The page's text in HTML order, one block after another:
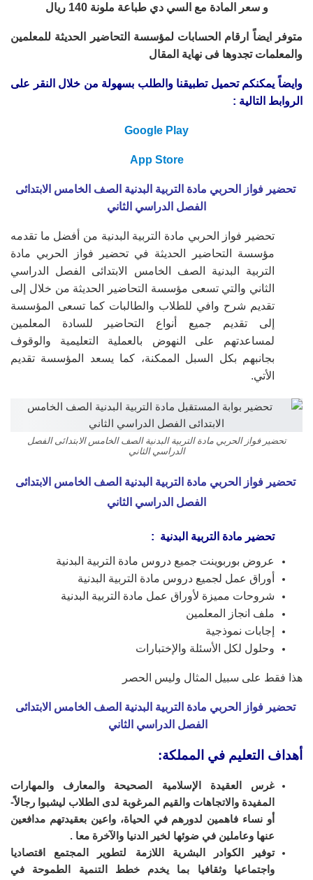
و سعر المادة مع السي دي طباعة ملونة 140 ريال
متوفر ايضاً ارقام الحسابات لمؤسسة التحاضير الحديثة للمعلمين
والمعلمات تجدوها فى نهاية المقال
وايضاً يمكنكم تحميل تطبيقنا والطلب بسهولة من خلال النقر على
الروابط التالية :
Google Play
App Store
تحضير فواز الحربي مادة التربية البدنية الصف الخامس الابتدائى
الفصل الدراسي الثاني
تحضير فواز الحربي مادة التربية البدنية من أفضل ما تقدمه
مؤسسة التحاضير الحديثة في تحضير فواز الحربي مادة
التربية البدنية الصف الخامس الابتدائى الفصل الدراسي
الثاني والتي تسعى مؤسسة التحاضير الحديثة من خلال إلى
تقديم شرح وافي للطلاب والطالبات كما تسعى المؤسسة
إلى تقديم جميع أنواع التحاضير للسادة المعلمين
لمساعدتهم على النهوض بالعملية التعليمية والوقوف
بجانبهم بكل السبل الممكنة، كما يسعد المؤسسة تقديم
الأتي.
تحضير فواز الحربي مادة التربية البدنية الصف الخامس الابتدائى الفصل
الدراسي الثاني
تحضير فواز الحربي مادة التربية البدنية الصف الخامس الابتدائى
الفصل الدراسي الثاني
تحضير مادة التربية البدنية :
عروض بوربوينت جميع دروس مادة التربية البدنية
أوراق عمل لجميع دروس مادة التربية البدنية
شروحات مميزة لأوراق عمل مادة التربية البدنية
ملف انجاز المعلمين
إجابات نموذجية
وحلول لكل الأسئلة والإختبارات
هذا فقط على سبيل المثال وليس الحصر
تحضير فواز الحربي مادة التربية البدنية الصف الخامس الابتدائى
الفصل الدراسي الثاني
أهداف التعليم في المملكة:
غرس العقيدة الإسلامية الصحيحة والمعارف والمهارات
المفيدة والاتجاهات والقيم المرغوبة لدى الطلاب ليشبوا رجالاً-
أو نساء فاهمين لدورهم في الحياة، واعين بعقيدتهم مدافعين
عنها وعاملين في ضوئها لخير
الدنيا والآخرة معا .
توفير الكوادر البشرية اللازمة لتطوير المجتمع
اقتصاديا
واجتماعيا وثقافيا بما يخدم خطط التنمية الطموحة في